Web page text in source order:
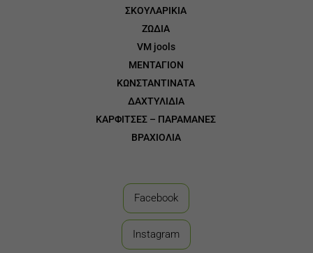
ΣΚΟΥΛΑΡΙΚΙΑ
ΖΩΔΙΑ
VM jools
ΜΕΝΤΑΓΙΟΝ
ΚΩΝΣΤΑΝΤΙΝΑΤΑ
ΔΑΧΤΥΛΙΔΙΑ
ΚΑΡΦΙΤΣΕΣ – ΠΑΡΑΜΑΝΕΣ
ΒΡΑΧΙΟΛΙΑ
Facebook
Instagram